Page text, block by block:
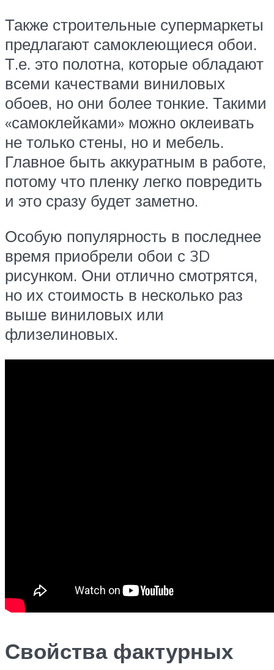
Также строительные супермаркеты
предлагают самоклеющиеся обои.
Т.е. это полотна, которые обладают
всеми качествами виниловых
обоев, но они более тонкие. Такими
«самоклейками» можно оклеивать
не только стены, но и мебель.
Главное быть аккуратным в работе,
потому что пленку легко повредить
и это сразу будет заметно.
Особую популярность в последнее
время приобрели обои с 3D
рисунком. Они отлично смотрятся,
но их стоимость в несколько раз
выше виниловых или
флизелиновых.
Свойства фактурных